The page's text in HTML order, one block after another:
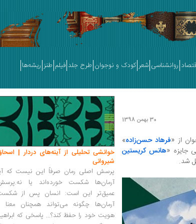
روانشناسی شعر کودک و نوجوان طرح جلد فیلم طنز ریشه‌ها
30 بهمن 1398
از «فرهاد حسن‌زاده»
جایزه «هانس کریستین
شد.
خوانشی تحلیلی از آینه‌های دردار |
شیروانی
پرسش اصلی رمان صرفاً این نیست که
آرمان‌ها شکست خورده‌اند یا
عمیق‌تر این است: انسان پس از
آرمان‌ها چگونه می‌تواند همچنان معنا
هویت خود را حفظ کند؟... پاسخی که